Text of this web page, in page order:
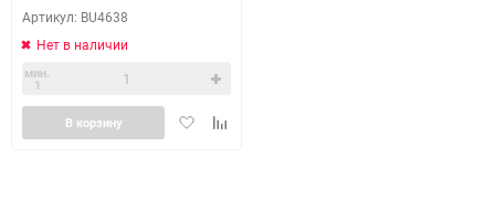
Артикул: BU4638
Нет в наличии
мин.
1
ДобавитьДобавить
В корзину